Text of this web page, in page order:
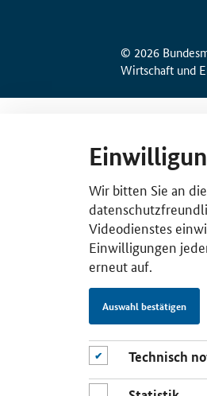
© 2026
Wirtschaft und
Wir bitten Sie an
Videodienstes
Einwilligungen
erneut auf.
Auswahl bestätigen
Technisch